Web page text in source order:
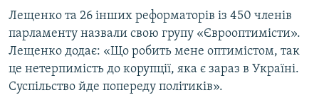
Лещенко та 26 інших реформаторів із 450 членів
парламенту назвали свою групу «Єврооптимісти».
Лещенко додає: «Що робить мене оптимістом, так
це нетерпимість до корупції, яка є зараз в Україні.
Суспільство йде попереду політиків».